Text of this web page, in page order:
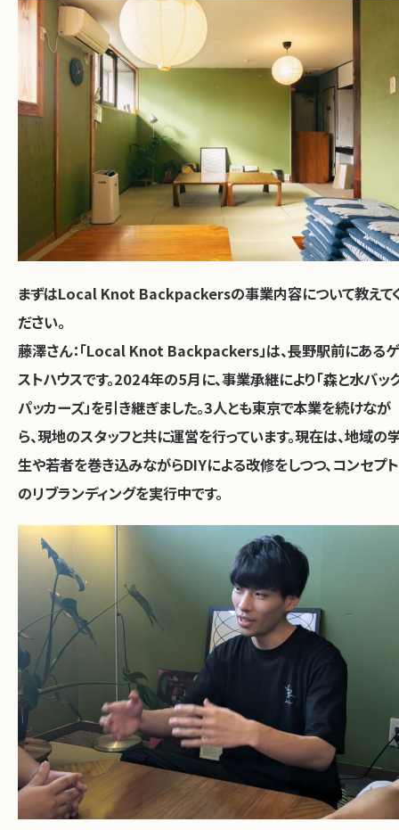
――まずはLocal Knot Backpackersの事業内容について教えて
ださい。
藤澤さん：「Local Knot Backpackers」は、長野駅前にあるゲ
ストハウスです。2024年の5月に、事業承継により「森と水バッ
パッカーズ」を引き継ぎました。3人とも東京で本業を続けなが
ら、現地のスタッフと共に運営を行っています。現在は、地域の
生や若者を巻き込みながらDIYによる改修をしつつ、コンセプト
のリブランディングを実行中です。